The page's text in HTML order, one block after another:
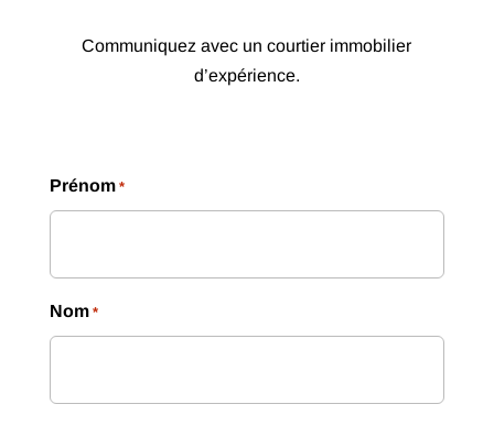
Communiquez avec un courtier immobilier
d’expérience.
Prénom *
Nom *